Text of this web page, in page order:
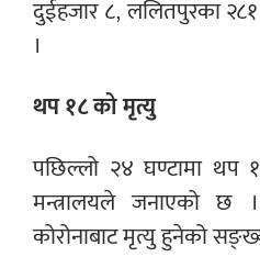
दुईहजार ८, ललितपुरका
।
थप १८ को मृत्यु
पछिल्लो २४ घण्टामा थप
मन्त्रालयले जनाएको छ
कोरोनाबाट मृत्यु हुनेको